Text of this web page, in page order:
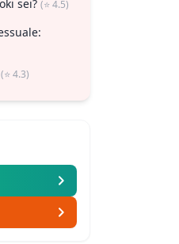
sei? (⭐ 4.5)
(⭐ 4.3)